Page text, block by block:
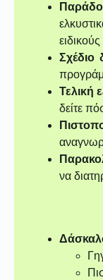
Σχέδιο
Τελική
δείτε
να